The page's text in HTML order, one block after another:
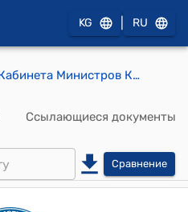
KG RU
Постановление Кабинета Министров КР от 24 декабря 2024 года № 787 "Об утверждении Положения о медицинском освидетельствовании в Вооруженных Силах Кыргызской Республики, других воинских формированиях и государственных органах Кыргызской Республики, в которых законом предусмотрена военная служба (на мирное и военное время)"
Ссылающиеся документы
Сравнение